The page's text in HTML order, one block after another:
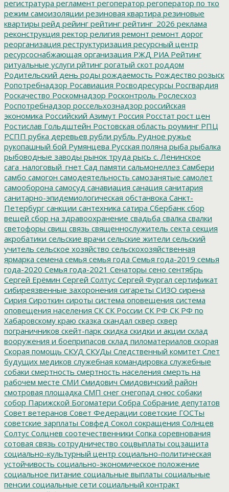
регистратура регламент регоператор регоператор по тко
режим самоизоляции резиновая квартира резиновые
квартиры рейд рейинг рейтинг рейтинг_2026 реклама
реконструкция ректор религия ремонт ремонт дорог
реорганизация реструктуризация ресурсный центр
ресурсоснабжающая организация РЖД РИА Рейтинг
ритуальные услуги рйтинг рогатый скот роддом
Родительский день роды рождаемость Рождество розыск
Ропотребнадзор Росавиация Росводресурсы Росгвардия
Роскачество Роскомнадзор Росконтроль Рослесхоз
Роспотребнадзор россельхознадзор российская
экономика Российский Азимут Россия Росстат рост цен
Ростислав Гольдштейн Ростовская область роуминг РПЦ
РСПП рубка деревьев рубли рубль Рудное ружье
рукопашный бой Румянцева Русская поляна рыба рыбалка
рыбоводные заводы рынок труда рысь с. Ленинское
сага_налоговый_гнет Сад памяти сальмонеллез Самбери
самбо самогон самодеятельность самозанятые самолет
самооборона самосуд санавиация санация санитария
санитарно-эпидемиологическая обстанвока Санкт-
Петербург санкции сантехника сатира Сбербанк сбор
вещей сбор на здравоохранение свадьба свалка свалки
светофоры свищ связь священнослужитель секта секция
акробатики сельские врачи сельские жители сельский
учитель сельское хозяйство сельскохозяйственная
ярмарка семена семья семья года Семья года-2019 семья
года-2020 Семья года-2021 Сенаторы сено сентябрь
Сергей Ерёмин Сергей Солтус Сергей Фургал сертификат
сибиреязвенные захоронения сигареты СИЗО сирена
Сирия Сироткин сироты система оповещения система
оповещения населения СК СК России СК РФ СК РФ по
Хабаровскому краю сказка скандал сквер сквер
пограничников скейт-парк скидка скидки и акции склад
вооружения и боеприпасов склад пиломатериалов скорая
Скорая помощь СКУД СКУДы Следственный комитет Слет
будущих медиков служебная командировка служебные
собаки смертность смертность населения смерть на
рабочем месте СМИ Смидович Смидовичский район
смотровая площадка СМП снег снегопад снюс собаки
собор Парижской Богоматери Собра Собрание депутатов
Совет ветеранов Совет Федерации советские ГОСТы
советские зарплаты Совфед Сокол сокращения Солнцев
Солтус Солцнев соотечественники Сопка соревнования
сотовая связь сотрудничество соцвыплаты соцзащита
социально-культурный центр социально-политическая
устойчивость социально-экономическое положение
социальное питание социальные выплаты социальные
пенсии социальные сети социальный контракт